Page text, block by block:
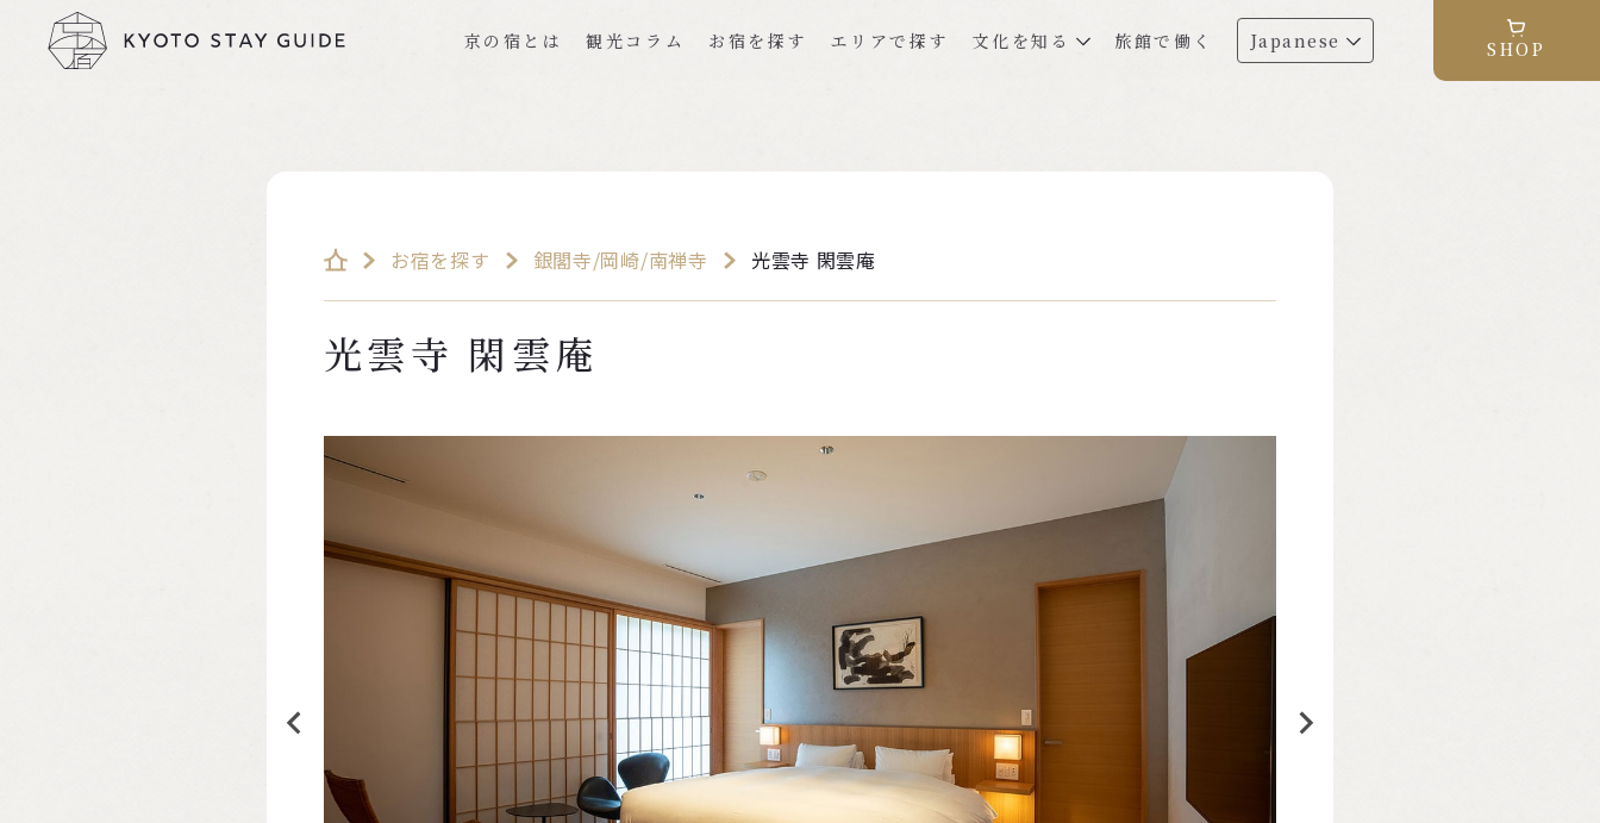
京の宿とは 観光コラム お宿を探す エリアで探す 文化を知る 旅館で働く Japanese SHOP
お宿を探す 銀閣寺/岡崎/南禅寺 光雲寺 閑雲庵
光雲寺 閑雲庵